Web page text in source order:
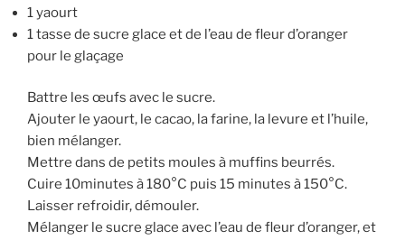
1 yaourt
1 tasse de sucre glace et de l’eau de fleur d’oranger
pour le glaçage
Battre les œufs avec le sucre.
Ajouter le yaourt, le cacao, la farine, la levure et l’huile,
bien mélanger.
Mettre dans de petits moules à muffins beurrés.
Cuire 10minutes à 180°C puis 15 minutes à 150°C.
Laisser refroidir, démouler.
Mélanger le sucre glace avec l’eau de fleur d’oranger, et